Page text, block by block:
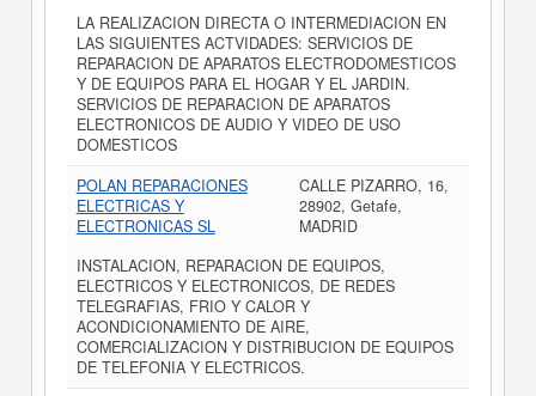
LA REALIZACION DIRECTA O INTERMEDIACION EN
LAS SIGUIENTES ACTVIDADES: SERVICIOS DE
REPARACION DE APARATOS ELECTRODOMESTICOS
Y DE EQUIPOS PARA EL HOGAR Y EL JARDIN.
SERVICIOS DE REPARACION DE APARATOS
ELECTRONICOS DE AUDIO Y VIDEO DE USO
DOMESTICOS
POLAN REPARACIONES
ELECTRICAS Y
ELECTRONICAS SL
CALLE PIZARRO, 16,
28902, Getafe,
MADRID
INSTALACION, REPARACION DE EQUIPOS,
ELECTRICOS Y ELECTRONICOS, DE REDES
TELEGRAFIAS, FRIO Y CALOR Y
ACONDICIONAMIENTO DE AIRE,
COMERCIALIZACION Y DISTRIBUCION DE EQUIPOS
DE TELEFONIA Y ELECTRICOS.